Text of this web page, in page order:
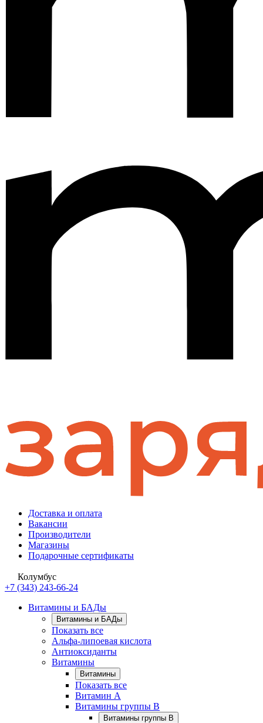
Доставка и оплата
Вакансии
Производители
Магазины
Подарочные сертификаты
Колумбус
+7 (343) 243-66-24
Витамины и БАДы
Витамины и БАДы
Показать все
Альфа-липоевая кислота
Антиоксиданты
Витамины
Витамины
Показать все
Витамин A
Витамины группы B
Витамины группы B